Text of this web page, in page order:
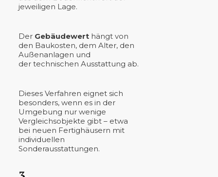
jeweiligen Lage.
Der Gebäudewert hängt von
den Baukosten, dem Alter, den
Außenanlagen und
der technischen Ausstattung ab.
Dieses Verfahren eignet sich
besonders, wenn es in der
Umgebung nur wenige
Vergleichsobjekte gibt – etwa
bei neuen Fertighäusern mit
individuellen
Sonderausstattungen.